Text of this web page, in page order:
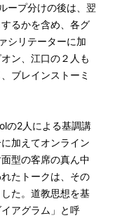
ープ分けの後は、翌
るかを含め、各グ
シリテーターに加
ン、江口の２人も
ブレインストーミ
の2人による基調講
加えてオンライン
型の客席の真ん中
たトークは、その
た。道教思想を基
アグラム」と呼